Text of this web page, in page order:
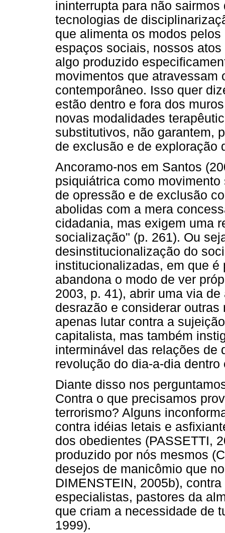
ininterrupta para não
tecnologias de
que alimenta os modos
espaços sociais, nossos
algo produzido
movimentos que atravessam
contemporâneo. Isso quer
estão dentro e fora dos
novas modalidades
substitutivos, não garantem,
de exclusão e de exploração
Ancoramo-nos em Santos
psiquiátrica como
de opressão e de exclusão
abolidas com a mera
cidadania, mas exigem uma
socialização" (p. 261). Ou
desinstitucionalização do
institucionalizadas, em que
abandona o modo de ver
2003, p. 41), abrir uma via
desrazão e considerar
apenas lutar contra a
capitalista, mas também
interminável das relações de
revolução do dia-a-dia
Diante disso nos
Contra o que precisamos
terrorismo? Alguns
contra idéias letais e
dos obedientes (PASSETTI,
produzido por nós mesmos
desejos de manicômio que
DIMENSTEIN, 2005b),
especialistas, pastores da
que criam a necessidade de
1999).